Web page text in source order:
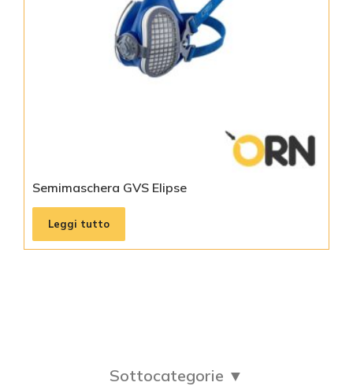
Semimaschera GVS Elipse
Leggi tutto
Sottocategorie ▼